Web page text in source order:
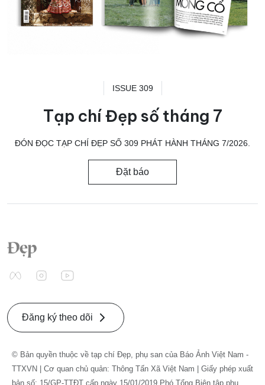
ISSUE 309
Tạp chí Đẹp số tháng 7
ĐÓN ĐỌC TẠP CHÍ ĐẸP SỐ 309 PHÁT HÀNH THÁNG 7/2026.
Đặt báo
Đăng ký theo dõi
© Bản quyền thuộc về tạp chí Đẹp, phụ san của Báo Ảnh Việt Nam -
TTXVN | Cơ quan chủ quản: Thông Tấn Xã Việt Nam | Giấy phép xuất
bản số: 15/GP-TTĐT cấp ngày 15/01/2019 Phó Tổng Biên tập phụ